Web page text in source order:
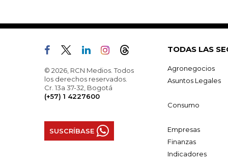
© 2026, RCN Medios. Todos
los derechos reservados.
Cr. 13a 37-32, Bogotá
(+57) 1 4227600
SUSCRÍBASE
TODAS LAS
Agronegocios
Asuntos Legales
Consumo
Empresas
Finanzas
Indicadores